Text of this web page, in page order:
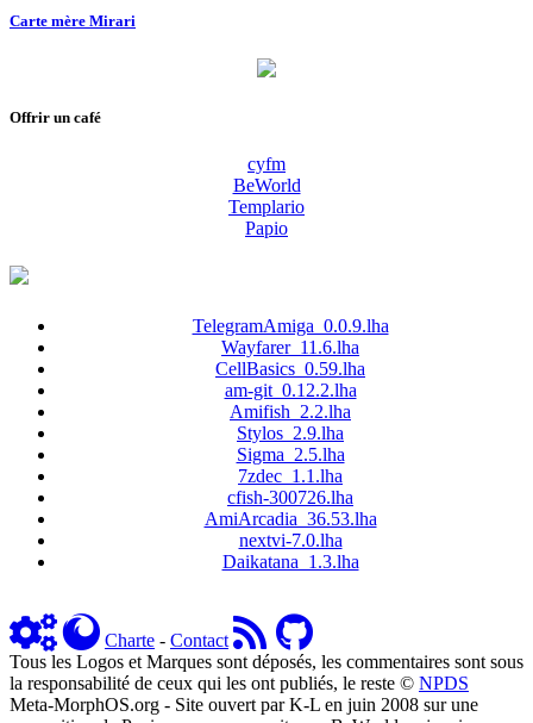
Carte mère Mirari
Offrir un café
cyfm
BeWorld
Templario
Papio
TelegramAmiga_0.0.9.lha
Wayfarer_11.6.lha
CellBasics_0.59.lha
am-git_0.12.2.lha
Amifish_2.2.lha
Stylos_2.9.lha
Sigma_2.5.lha
7zdec_1.1.lha
cfish-300726.lha
AmiArcadia_36.53.lha
nextvi-7.0.lha
Daikatana_1.3.lha
Charte - Contact
Tous les Logos et Marques sont déposés, les commentaires sont sous
la responsabilité de ceux qui les ont publiés, le reste © NPDS
Meta-MorphOS.org - Site ouvert par K-L en juin 2008 sur une